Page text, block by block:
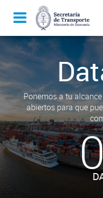
Ponemos a tu
abiertos para que